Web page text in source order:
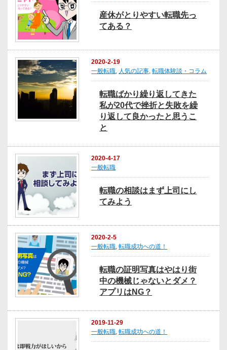
産休がとりやすい転職先っ
てある？
2020-2-19
一般転職, 人気の記事,転職体験談・コラム
転職ばかり繰り返してきた
私が20代で挫折と失敗を繰
り返して良かったと思うこ
と
2020-4-17
一般転職
転職の相談はまず上司にし
てみよう
2020-2-5
一般転職,転職成功への道！
転職の証明写真はやはり街
中の機械じゃないとダメ？
アプリはNG？
2019-11-29
一般転職,転職成功への道！